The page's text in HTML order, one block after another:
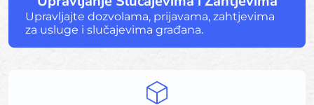
Upravljajte dozvolama, prijavama, zahtjevima
za usluge i slučajevima građana.